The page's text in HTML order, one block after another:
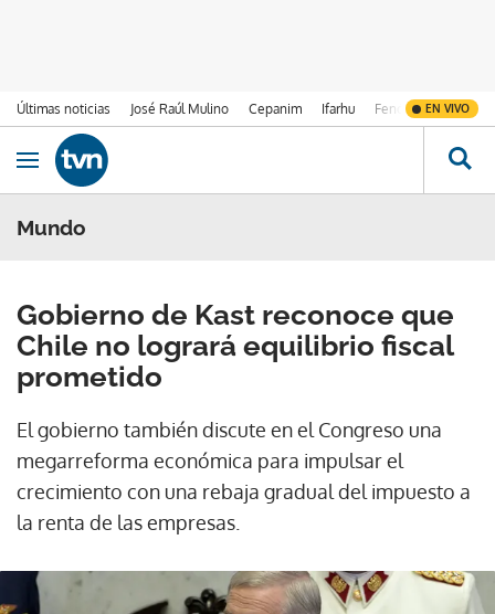
Últimas noticias José Raúl Mulino Cepanim Ifarhu Fenómeno de El
EN VIVO
Ir al contenido
Obrir navegació
Mundo
Gobierno de Kast reconoce que
Chile no logrará equilibrio fiscal
prometido
El gobierno también discute en el Congreso una
megarreforma económica para impulsar el
crecimiento con una rebaja gradual del impuesto a
la renta de las empresas.